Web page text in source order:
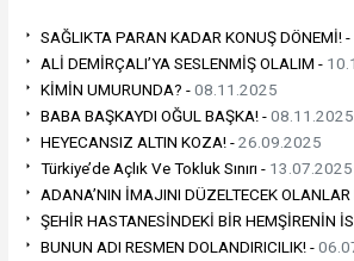
SAĞLIKTA PARAN KADAR KONUŞ DÖNEMİ! -
ALİ DEMİRÇALI’YA SESLENMİŞ OLALIM -
KİMİN UMURUNDA? -08.11.2025
BABA BAŞKAYDI OĞUL BAŞKA! -08.11.2025
HEYECANSIZ ALTIN KOZA! -26.09.2025
Türkiye’de Açlık Ve Tokluk Sınırı - 13.07.2025
ADANA’NIN İMAJINI DÜZELTECEK
ŞEHİR HASTANESİNDEKİ BİR HEMŞİRENİN
BUNUN ADI RESMEN DOLANDIRICILIK! -